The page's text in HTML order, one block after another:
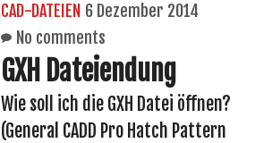
CAD-DATEIEN 6 Dezember 2014
No comments
GXH Dateiendung
Wie soll ich die GXH Datei öffnen?
(General CADD Pro Hatch Pattern